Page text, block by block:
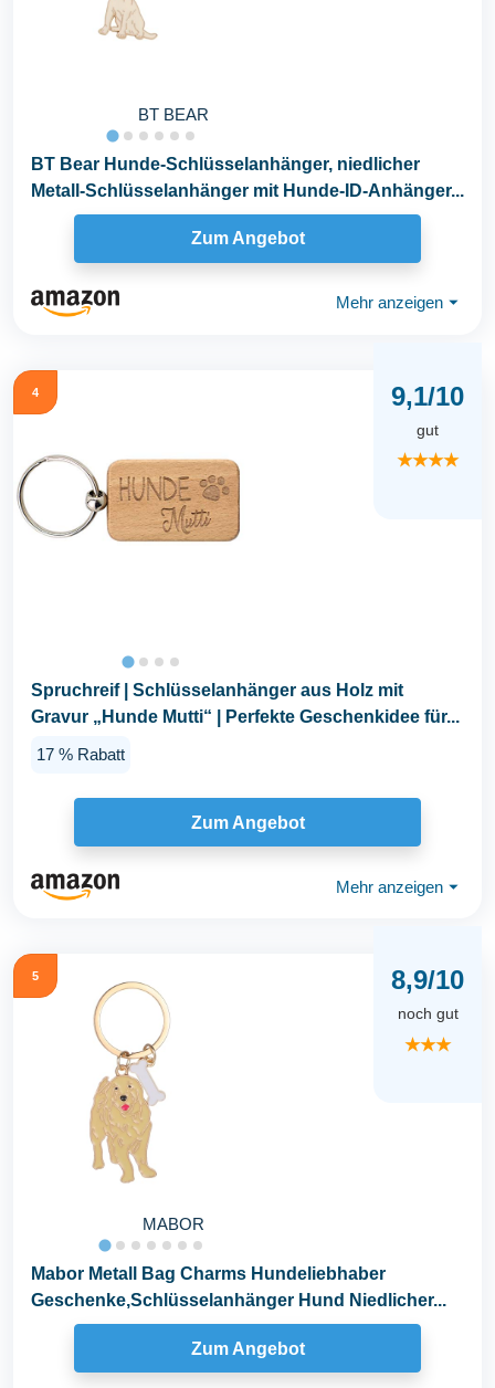
BT BEAR
BT Bear Hunde-Schlüsselanhänger, niedlicher
Metall-Schlüsselanhänger mit Hunde-ID-Anhänger...
Zum Angebot
Mehr anzeigen ⏷
4 9,1/10
gut
★★★★
Spruchreif | Schlüsselanhänger aus Holz mit
Gravur „Hunde Mutti“ | Perfekte Geschenkidee für...
17 % Rabatt
Zum Angebot
Mehr anzeigen ⏷
5
MABOR
8,9/10
noch gut
★★★
Mabor Metall Bag Charms Hundeliebhaber
Geschenke,Schlüsselanhänger Hund Niedlicher...
Zum Angebot